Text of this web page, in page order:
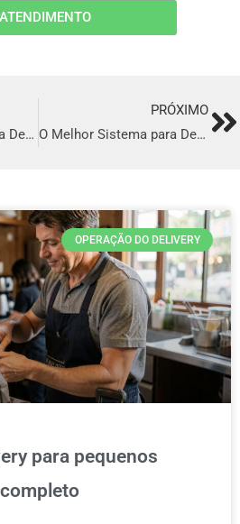
ATENDIMENTO
O Melhor Sistema para Delivery em Ibiúna
PRÓXIMO
O Melhor Sistema para Delivery em Caldas Novas
OPERAÇÃO DO DELIVERY
para pequenos